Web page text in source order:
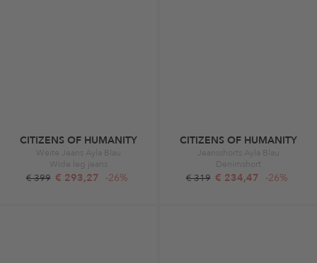
CITIZENS OF HUMANITY
Weite Jeans Ayla Blau
Wide leg jeans
€ 399 € 293,27 -26%
CITIZENS OF HUMANITY
Jeansshorts Ayla Blau
Denimshort
€ 319 € 234,47 -26%